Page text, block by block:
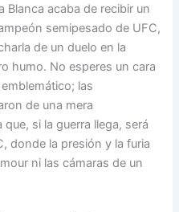
Blanca acaba de recibir un
semipesado de UFC,
de un duelo en la
humo. No esperes un cara
las
de una mera
si la guerra llega, será
donde la presión y la furia
ni las cámaras de un